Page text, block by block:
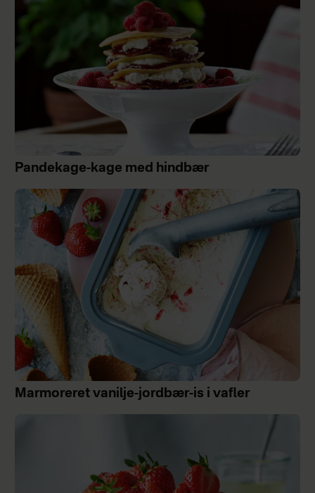
Pandekage-kage med hindbær
Marmoreret vanilje-jordbær-is i vafler